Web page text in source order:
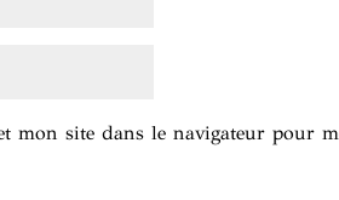
mon site dans le navigateur pour